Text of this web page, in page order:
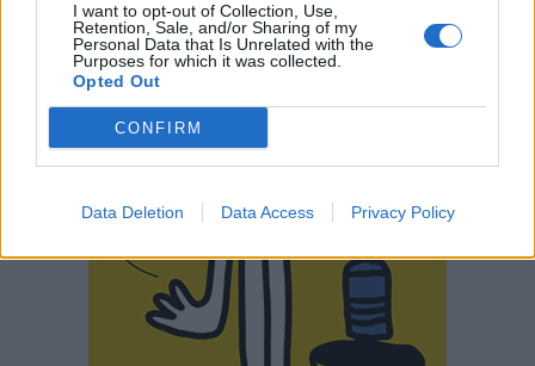
I want to opt-out of Collection, Use,
Retention, Sale, and/or Sharing of my
Personal Data that Is Unrelated with the
Purposes for which it was collected.
Opted Out
CONFIRM
Data Deletion Data Access Privacy Policy